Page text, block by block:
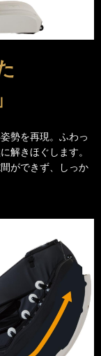
勢を再現。ふわっ
解きほぐします。
ができず、しっか